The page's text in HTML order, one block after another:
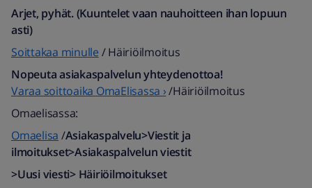
Arjet, pyhät. (Kuuntelet vaan nauhoitteen ihan lopuun
asti)
Soittakaa minulle / Häiriöilmoitus
Nopeuta asiakaspalvelun yhteydenottoa!
Varaa soittoaika OmaElisassa ›/Häiriöilmoitus
Omaelisassa:
Omaelisa /Asiakaspalvelu>Viestit ja
ilmoitukset>Asiakaspalvelun viestit
>Uusi viesti> Häiriöilmoitukset